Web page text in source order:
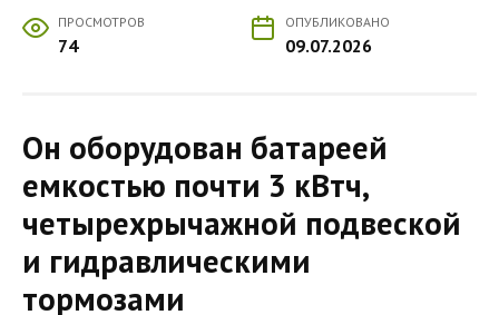
ПРОСМОТРОВ
74
ОПУБЛИКОВАНО
09.07.2026
Он оборудован батареей
емкостью почти 3 кВтч,
четырехрычажной подвеской
и гидравлическими
тормозами